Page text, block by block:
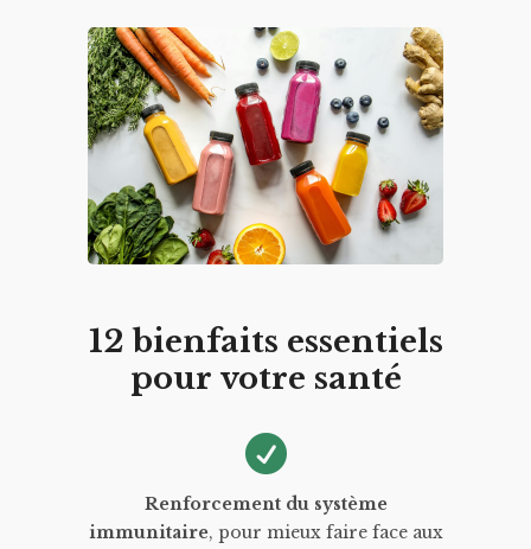
12 bienfaits essentiels
pour votre santé
Renforcement du système
immunitaire, pour mieux faire face aux